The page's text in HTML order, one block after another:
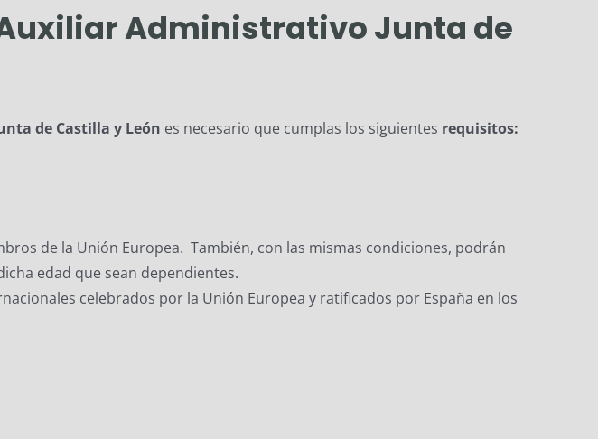
Administrativo Junta de
de Castilla y León es necesario que cumplas los siguientes requisitos:
de la Unión Europea. También, con las mismas condiciones, podrán
edad que sean dependientes.
celebrados por la Unión Europea y ratificados por España en los